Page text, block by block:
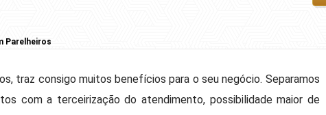
Parelheiros
traz consigo muitos benefícios para o seu negócio. Separamos
com a terceirização do atendimento, possibilidade maior de